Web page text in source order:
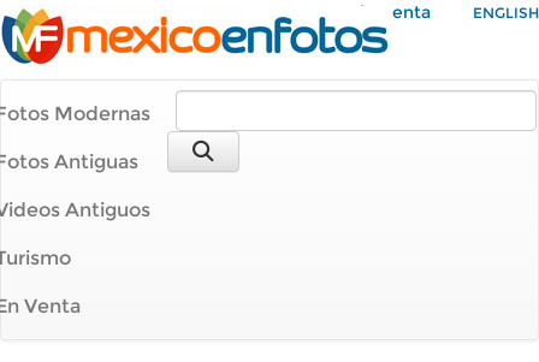
Mi Cuenta ENGLISH
Modernas
Antiguas
Antiguos
Venta